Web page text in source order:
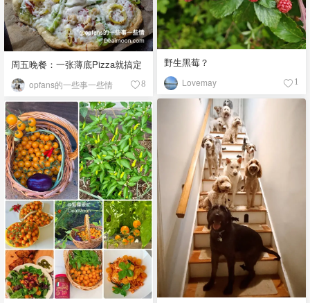
野生黑莓？
Lovemay 1
周五晚餐：一张薄底Pizza就搞定
opfans的一些事一些情 8